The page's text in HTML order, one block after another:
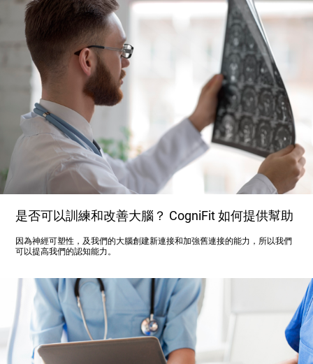
是否可以訓練和改善大腦？ CogniFit 如何提供幫助
因為神經可塑性，及我們的大腦創建新連接和加強舊連接的能力，所以我們
可以提高我們的認知能力。